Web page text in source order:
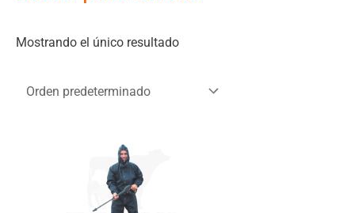
Mostrando el único resultado